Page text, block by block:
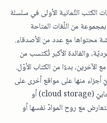
الكتب الثّمانية الأولى في سلسلة
بمجموعة من اللّغات المتاحة
محتواها مع عدد من الأصدقاء.
والفائدة الأكبر تُكتسب من
بدءًا من الكتاب الأوّل.
منها على مواقع أخرى على
الإنترنت أو على منصّات التّحميل السّحابيّ (cloud storage) أو
مع روح الموادّ نفسها أو